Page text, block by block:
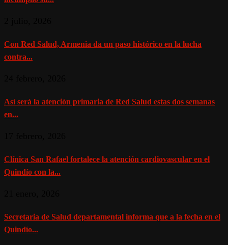
Con Red Salud, Armenia da un paso histórico en la lucha
contra...
Así será la atención primaria de Red Salud estas dos semanas
en...
Clínica San Rafael fortalece la atención cardiovascular en el
Quindío con la...
Secretaria de Salud departamental informa que a la fecha en el
Quindío...